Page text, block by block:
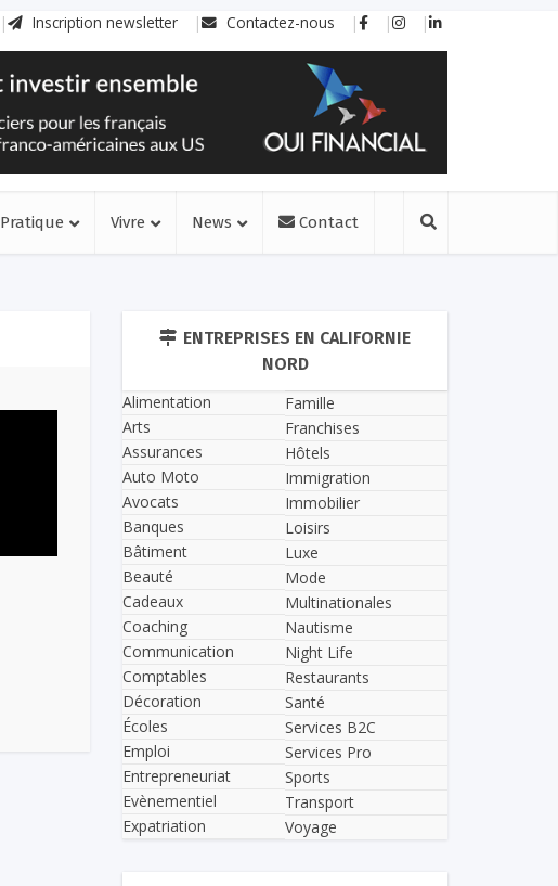
Inscription newsletter Contactez-nous
Pratique Vivre News Contact
ENTREPRISES EN CALIFORNIE
NORD
Alimentation
Arts
Assurances
Auto Moto
Avocats
Banques
Bâtiment
Beauté
Cadeaux
Coaching
Communication
Comptables
Décoration
Écoles
Emploi
Entrepreneuriat
Evènementiel
Expatriation
Famille
Franchises
Hôtels
Immigration
Immobilier
Loisirs
Luxe
Mode
Multinationales
Nautisme
Night Life
Restaurants
Santé
Services B2C
Services Pro
Sports
Transport
Voyage